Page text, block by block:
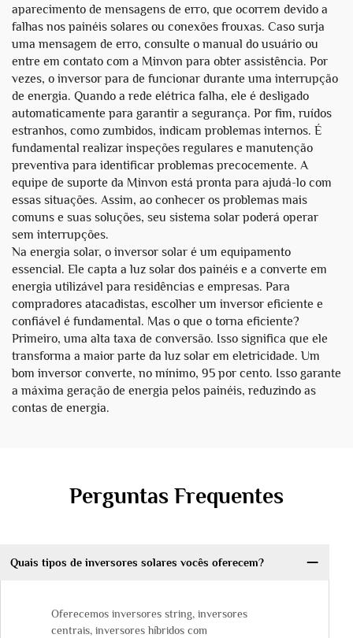
aparecimento de mensagens de erro, que ocorrem devido a
falhas nos painéis solares ou conexões frouxas. Caso surja
uma mensagem de erro, consulte o manual do usuário ou
entre em contato com a Minvon para obter assistência. Por
vezes, o inversor para de funcionar durante uma interrupção
de energia. Quando a rede elétrica falha, ele é desligado
automaticamente para garantir a segurança. Por fim, ruídos
estranhos, como zumbidos, indicam problemas internos. É
fundamental realizar inspeções regulares e manutenção
preventiva para identificar problemas precocemente. A
equipe de suporte da Minvon está pronta para ajudá-lo com
essas situações. Assim, ao conhecer os problemas mais
comuns e suas soluções, seu sistema solar poderá operar
sem interrupções.
Na energia solar, o inversor solar é um equipamento
essencial. Ele capta a luz solar dos painéis e a converte em
energia utilizável para residências e empresas. Para
compradores atacadistas, escolher um inversor eficiente e
confiável é fundamental. Mas o que o torna eficiente?
Primeiro, uma alta taxa de conversão. Isso significa que ele
transforma a maior parte da luz solar em eletricidade. Um
bom inversor converte, no mínimo, 95 por cento. Isso garante
a máxima geração de energia pelos painéis, reduzindo as
contas de energia.
Perguntas Frequentes
Quais tipos de inversores solares vocês oferecem?
Oferecemos inversores string, inversores
centrais, inversores híbridos com